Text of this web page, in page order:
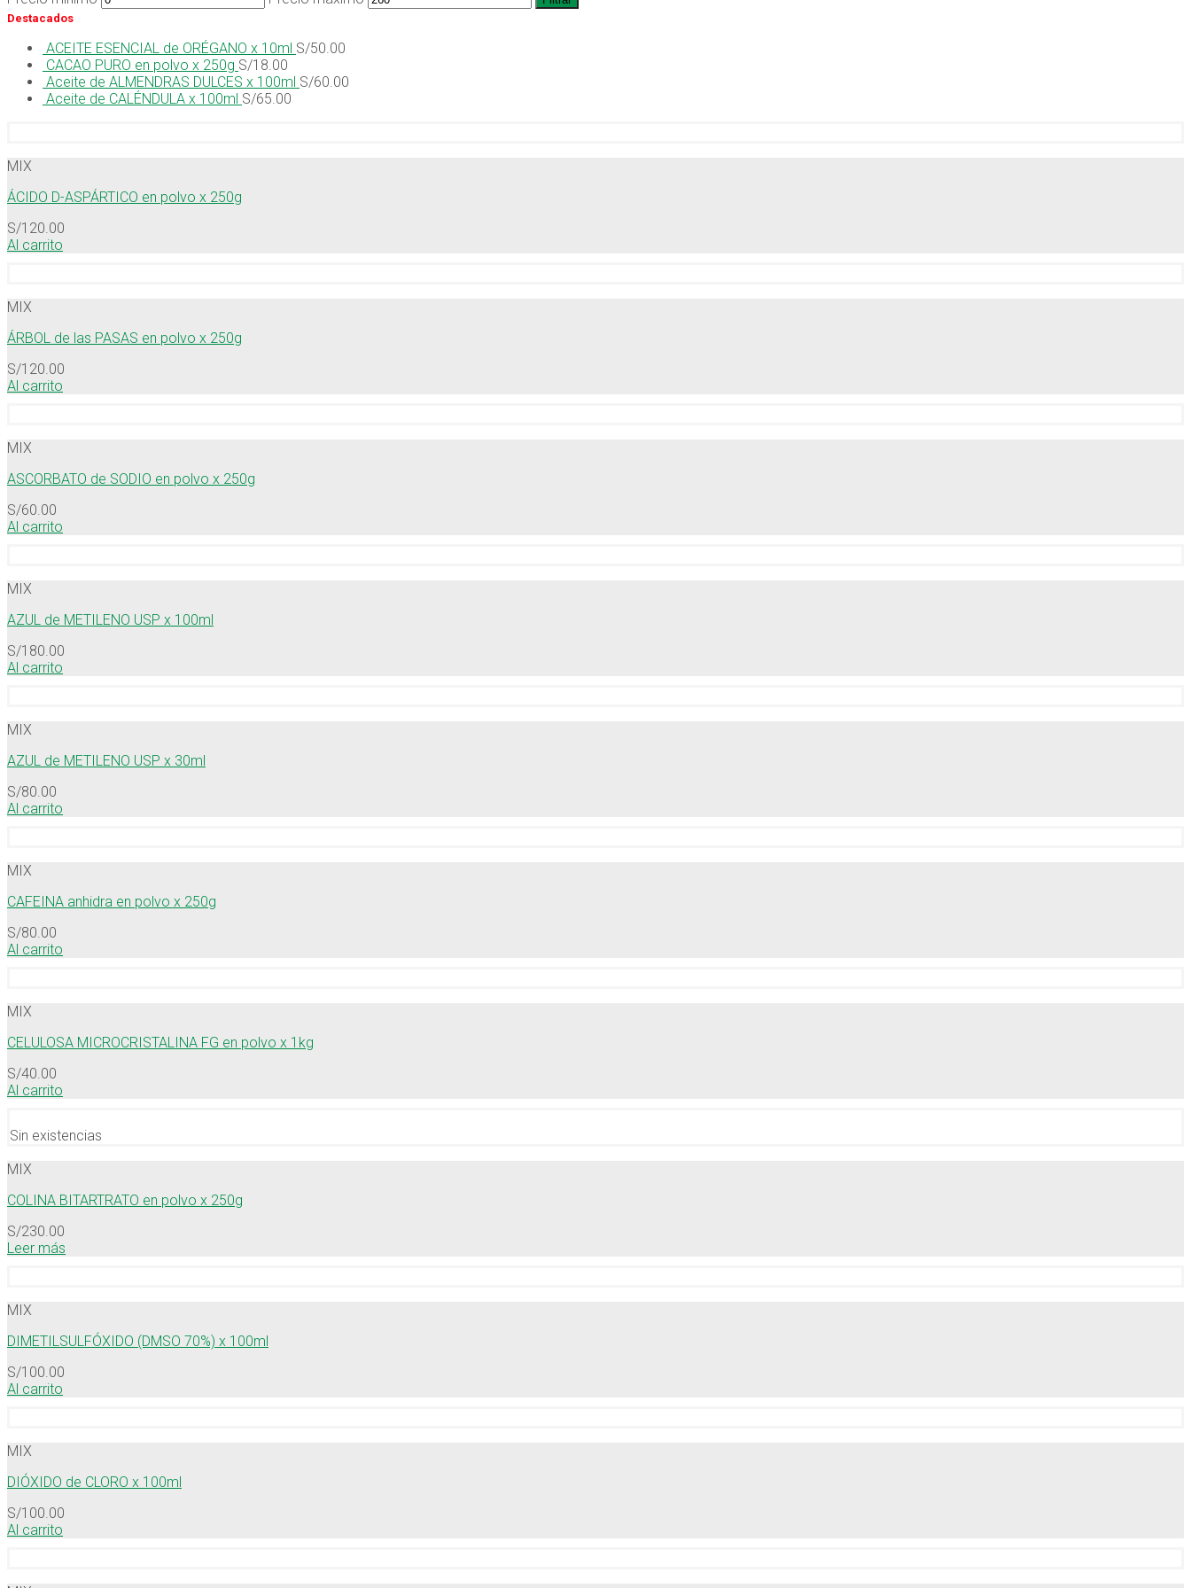
Destacados
ACEITE ESENCIAL de ORÉGANO x 10ml S/50.00
CACAO PURO en polvo x 250g S/18.00
Aceite de ALMENDRAS DULCES x 100ml S/60.00
Aceite de CALÉNDULA x 100ml S/65.00
MIX
ÁCIDO D-ASPÁRTICO en polvo x 250g
S/120.00
Al carrito
MIX
ÁRBOL de las PASAS en polvo x 250g
S/120.00
Al carrito
MIX
ASCORBATO de SODIO en polvo x 250g
S/60.00
Al carrito
MIX
AZUL de METILENO USP x 100ml
S/180.00
Al carrito
MIX
AZUL de METILENO USP x 30ml
S/80.00
Al carrito
MIX
CAFEINA anhidra en polvo x 250g
S/80.00
Al carrito
MIX
CELULOSA MICROCRISTALINA FG en polvo x 1kg
S/40.00
Al carrito
Sin existencias
MIX
COLINA BITARTRATO en polvo x 250g
S/230.00
Leer más
MIX
DIMETILSULFÓXIDO (DMSO 70%) x 100ml
S/100.00
Al carrito
MIX
DIÓXIDO de CLORO x 100ml
S/100.00
Al carrito